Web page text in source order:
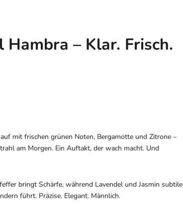
– Klar. Frisch.
mit frischen grünen Noten, Bergamotte und Zitrone –
am Morgen. Ein Auftakt, der wach macht. Und
bringt Schärfe, während Lavendel und Jasmin subtile
führt. Präzise. Elegant. Männlich.